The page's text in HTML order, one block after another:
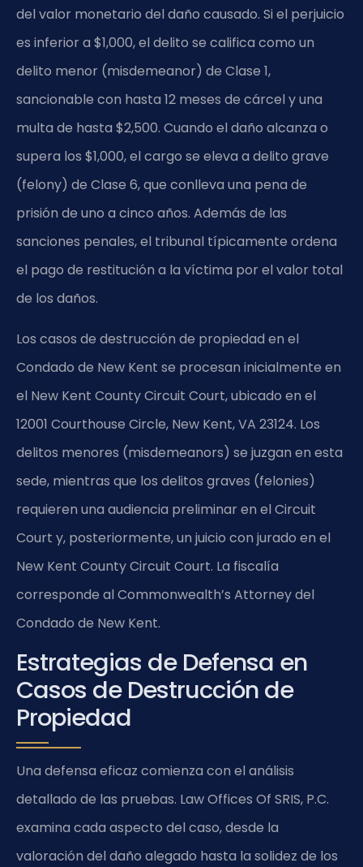
del valor monetario del daño causado. Si el perjuicio
es inferior a $1,000, el delito se califica como un
delito menor (misdemeanor) de Clase 1,
sancionable con hasta 12 meses de cárcel y una
multa de hasta $2,500. Cuando el daño alcanza o
supera los $1,000, el cargo se eleva a delito grave
(felony) de Clase 6, que conlleva una pena de
prisión de uno a cinco años. Además de las
sanciones penales, el tribunal típicamente ordena
el pago de restitución a la víctima por el valor total
de los daños.
Los casos de destrucción de propiedad en el
Condado de New Kent se procesan inicialmente en
el New Kent County Circuit Court, ubicado en el
12001 Courthouse Circle, New Kent, VA 23124. Los
delitos menores (misdemeanors) se juzgan en esta
sede, mientras que los delitos graves (felonies)
requieren una audiencia preliminar en el Circuit
Court y, posteriormente, un juicio con jurado en el
New Kent County Circuit Court. La fiscalía
corresponde al Commonwealth’s Attorney del
Condado de New Kent.
Estrategias de Defensa en
Casos de Destrucción de
Propiedad
Una defensa eficaz comienza con el análisis
detallado de las pruebas. Law Offices Of SRIS, P.C.
examina cada aspecto del caso, desde la
valoración del daño alegado hasta la solidez de los